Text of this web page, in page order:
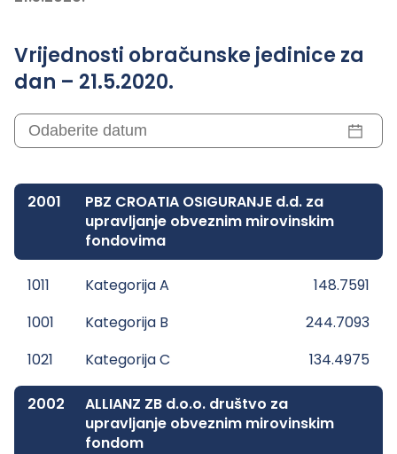
Vrijednosti obračunske jedinice za
dan – 21.5.2020.
2001
PBZ CROATIA OSIGURANJE d.d. za
upravljanje obveznim mirovinskim
fondovima
1011 Kategorija A
148.7591
1001
Kategorija B
244.7093
1021
Kategorija C 134.4975
2002
ALLIANZ ZB d.o.o. društvo za
upravljanje obveznim mirovinskim
fondom